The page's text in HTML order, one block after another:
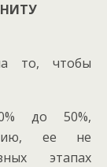
то, чтобы
до 50%,
ее не
этапах